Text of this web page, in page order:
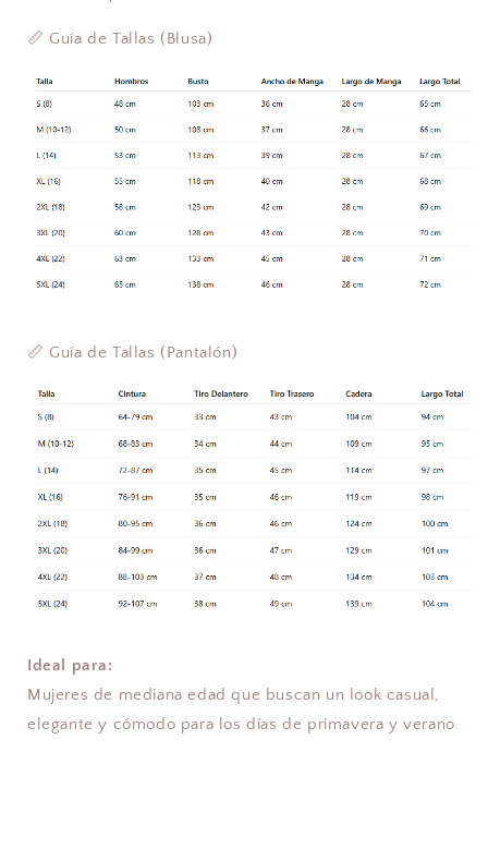
📏 Guía de Tallas (Blusa)
📏 Guía de Tallas (Pantalón)
Ideal para:
Mujeres de mediana edad que buscan un look casual,
elegante y cómodo para los días de primavera y verano.